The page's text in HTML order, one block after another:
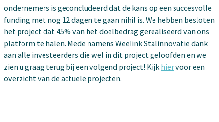
ondernemers is geconcludeerd dat de kans op een succesvolle
funding met nog 12 dagen te gaan nihil is. We hebben besloten
het project dat 45% van het doelbedrag gerealiseerd van ons
platform te halen. Mede namens Weelink Stalinnovatie dank
aan alle investeerders die wel in dit project geloofden en we
zien u graag terug bij een volgend project! Kijk hiervoor een
overzicht van de actuele projecten.